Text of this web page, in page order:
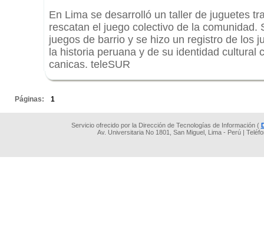
En Lima se desarrolló un taller de juguetes
rescatan el juego colectivo de la comunidad.
juegos de barrio y se hizo un registro de los
la historia peruana y de su identidad cultural
canicas. teleSUR
Páginas: 1
Servicio ofrecido por la Dirección de Tecnologías de Información (
Av. Universitaria No 1801, San Miguel, Lima - Perú |